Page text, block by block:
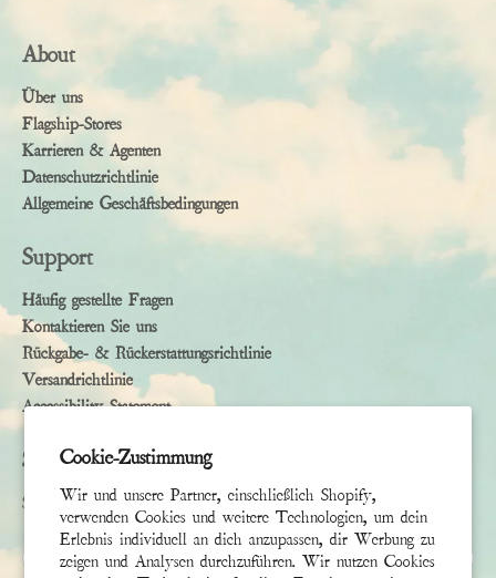
Cookie-Zustimmung
Wir und unsere Partner, einschließlich Shopify,
verwenden Cookies und weitere Technologien, um dein
Erlebnis individuell an dich anzupassen, dir Werbung zu
zeigen und Analysen durchzuführen. Wir nutzen Cookies
About
Über uns
Flagship-Stores
Karrieren & Agenten
Datenschutzrichtlinie
Allgemeine Geschäftsbedingungen
Support
Häufig gestellte Fragen
Kontaktieren Sie uns
Rückgabe- & Rückerstattungsrichtlinie
Versandrichtlinie
Accessibility Statement
Subscribe
Sign up to receive the latest news & connect with your stylist
Vorname